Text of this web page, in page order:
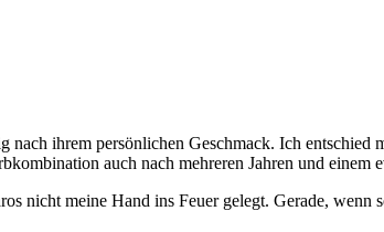
ihrem persönlichen Geschmack. Ich entschied
auch nach mehreren Jahren und
nicht meine Hand ins Feuer gelegt. Gerade,